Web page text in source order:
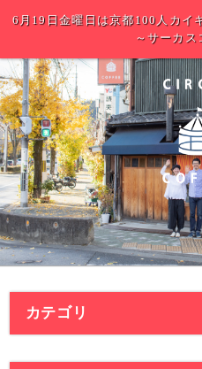
6月19日金曜日は京都100人カイ
～サーカス
カテゴリ